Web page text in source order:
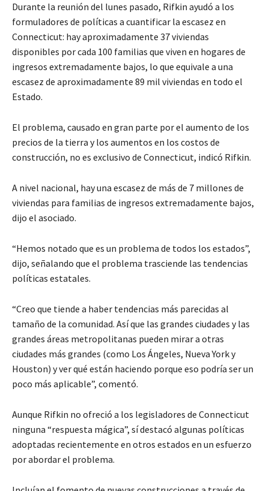
Durante la reunión del lunes pasado, Rifkin ayudó a los
formuladores de políticas a cuantificar la escasez en
Connecticut: hay aproximadamente 37 viviendas
disponibles por cada 100 familias que viven en hogares de
ingresos extremadamente bajos, lo que equivale a una
escasez de aproximadamente 89 mil viviendas en todo el
Estado.
El problema, causado en gran parte por el aumento de los
precios de la tierra y los aumentos en los costos de
construcción, no es exclusivo de Connecticut, indicó Rifkin.
A nivel nacional, hay una escasez de más de 7 millones de
viviendas para familias de ingresos extremadamente bajos,
dijo el asociado.
“Hemos notado que es un problema de todos los estados”,
dijo, señalando que el problema trasciende las tendencias
políticas estatales.
“Creo que tiende a haber tendencias más parecidas al
tamaño de la comunidad. Así que las grandes ciudades y las
grandes áreas metropolitanas pueden mirar a otras
ciudades más grandes (como Los Ángeles, Nueva York y
Houston) y ver qué están haciendo porque eso podría ser un
poco más aplicable”, comentó.
Aunque Rifkin no ofreció a los legisladores de Connecticut
ninguna “respuesta mágica”, sí destacó algunas políticas
adoptadas recientemente en otros estados en un esfuerzo
por abordar el problema.